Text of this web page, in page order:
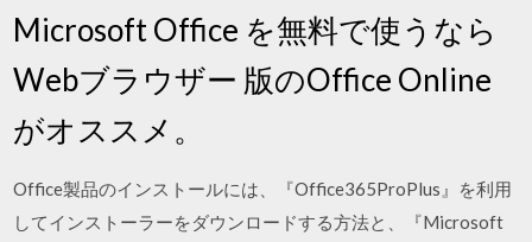
Microsoft Office を無料で使うなら
Webブラウザー 版のOffice Online
がオススメ。
Office製品のインストールには、『Office365ProPlus』を利用
してインストーラーをダウンロードする方法と、『Microsoft